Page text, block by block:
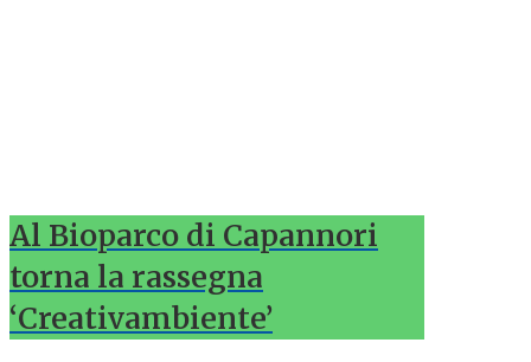
Al Bioparco di Capannori
torna la rassegna
‘Creativambiente’